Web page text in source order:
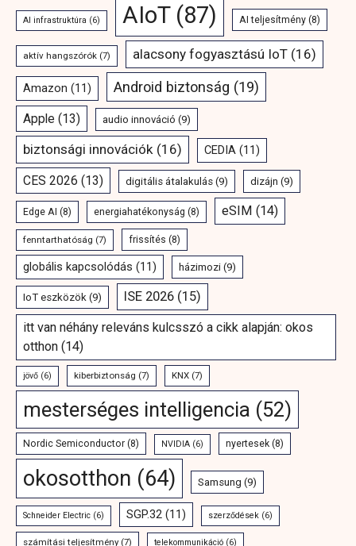
AI infrastruktúra (6) AIoT(87) AI teljesítmény (8)
aktív hangszórók (7) alacsony fogyasztású IoT (16)
Amazon (11) Android biztonság (19)
Apple (13) audio innováció (9)
biztonsági innovációk (16) CEDIA (11)
CES 2026 (13) digitális átalakulás (9) dizájn (9)
Edge AI (8) energiahatékonyság (8) eSIM (14)
fenntarthatóság (7) frissítés (8)
globális kapcsolódás (11) házimozi (9)
IoT eszközök (9) ISE 2026 (15)
itt van néhány releváns kulcsszó a cikk alapján: okos
otthon (14)
jövő (6) kiberbiztonság (7) KNX (7)
mesterséges intelligencia (52)
Nordic Semiconductor (8) NVIDIA (6) nyertesek (8)
okosotthon (64) Samsung (9)
Schneider Electric (6) SGP.32 (11) szerződések (6)
számítási teljesítmény(7) telekommunikáció (6)